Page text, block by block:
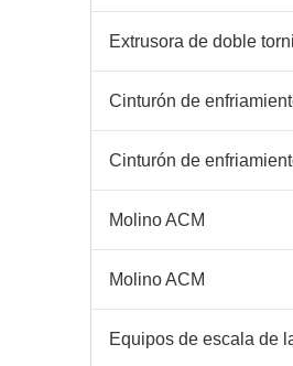
Extrusora de doble
Cinturón de
Cinturón de
Molino ACM
Molino ACM